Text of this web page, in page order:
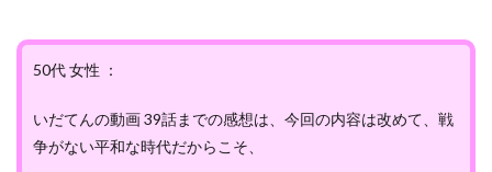
50代 女性 ：
いだてんの動画 39話までの感想は、今回の内容は改めて、戦
争がない平和な時代だからこそ、